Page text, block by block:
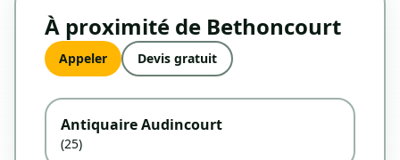
À proximité de Bethoncourt
Appeler Devis gratuit
Antiquaire Audincourt
(25)